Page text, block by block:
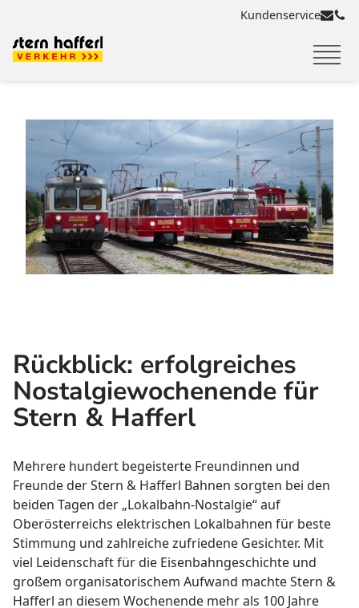
Kundenservice
Rückblick: erfolgreiches
Nostalgiewochenende für
Stern & Hafferl
Mehrere hundert begeisterte Freundinnen und
Freunde der Stern & Hafferl Bahnen sorgten bei den
beiden Tagen der „Lokalbahn-Nostalgie“ auf
Oberösterreichs elektrischen Lokalbahnen für beste
Stimmung und zahlreiche zufriedene Gesichter. Mit
viel Leidenschaft für die Eisenbahngeschichte und
großem organisatorischem Aufwand machte Stern &
Hafferl an diesem Wochenende mehr als 100 Jahre